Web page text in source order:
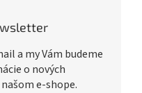
a my Vám budeme
o nových
e-shope.